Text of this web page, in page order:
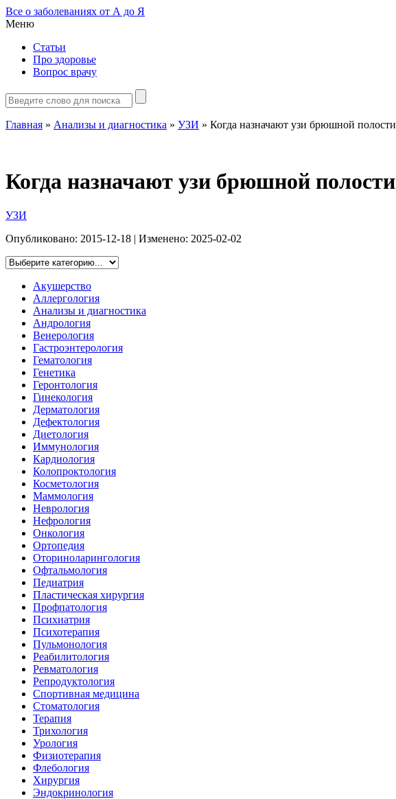
Все о заболеваниях от А до Я
Меню
Статьи
Про здоровье
Вопрос врачу
Главная » Анализы и диагностика » УЗИ » Когда назначают узи брюшной полости
Когда назначают узи брюшной полости
УЗИ
Опубликовано: 2015-12-18 | Изменено: 2025-02-02
Акушерство
Аллергология
Анализы и диагностика
Андрология
Венерология
Гастроэнтерология
Гематология
Генетика
Геронтология
Гинекология
Дерматология
Дефектология
Диетология
Иммунология
Кардиология
Колопроктология
Косметология
Маммология
Неврология
Нефрология
Онкология
Ортопедия
Оториноларингология
Офтальмология
Педиатрия
Пластическая хирургия
Профпатология
Психиатрия
Психотерапия
Пульмонология
Реабилитология
Ревматология
Репродуктология
Спортивная медицина
Стоматология
Терапия
Трихология
Урология
Физиотерапия
Флебология
Хирургия
Эндокринология